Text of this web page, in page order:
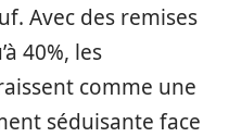
Avec des remises
40%, les
comme une
séduisante face